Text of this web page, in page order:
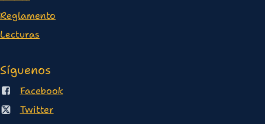
Reglamento
Lecturas
Síguenos
Facebook
Twitter